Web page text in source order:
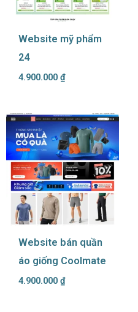
Website mỹ phẩm
24
4.900.000 ₫
Website bán quần
áo giống Coolmate
4.900.000 ₫